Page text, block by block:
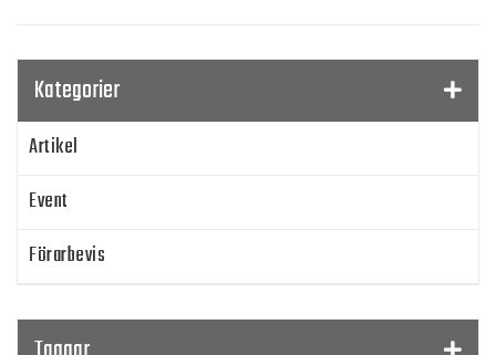
Kategorier
Artikel
Event
Förarbevis